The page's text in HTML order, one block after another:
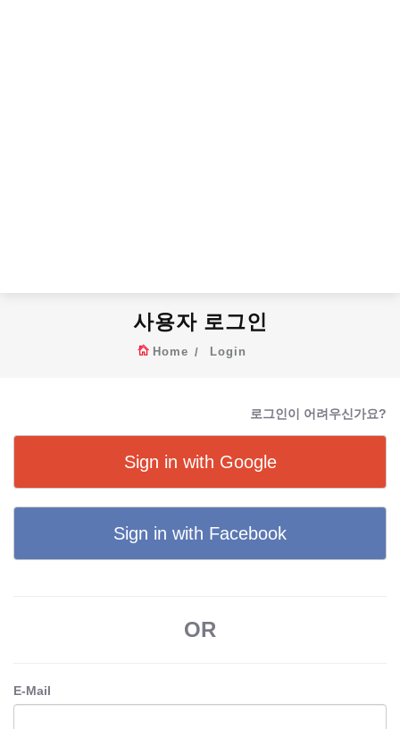
사용자 로그인
Home Login
로그인이 어려우신가요?
Sign in with Google
Sign in with Facebook
OR
E-Mail